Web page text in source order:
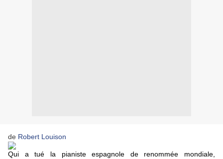
de Robert Louison
Qui a tué la pianiste espagnole de renommée mondiale,